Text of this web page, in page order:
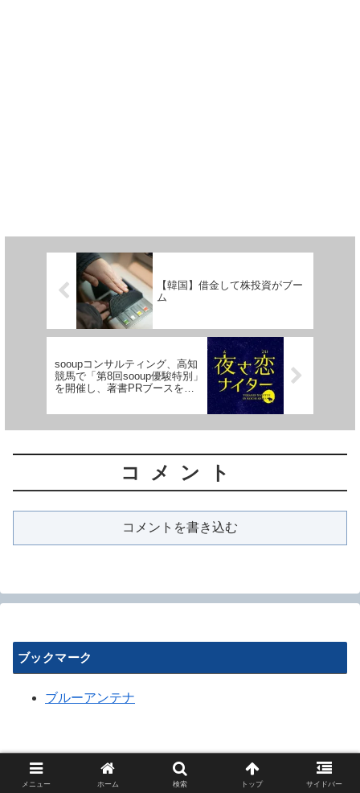
【韓国】借金して株投資がブー
ム
sooupコンサルティング、高知
競馬で「第8回sooup優駿特別」
を開催し、著書PRブースを設
コメント
コメントを書き込む
ブックマーク
ブルーアンテナ
メニュー ホーム 検索 トップ サイドバー